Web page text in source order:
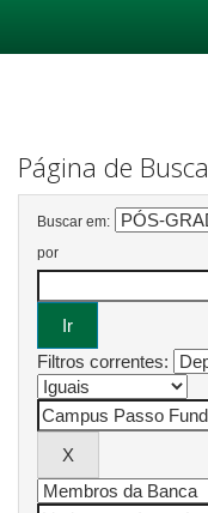
Página de Busca
Buscar em:
por
Filtros correntes: